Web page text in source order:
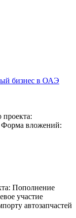
бизнес в ОАЭ
проекта:
Форма вложений:
Пополнение
участие